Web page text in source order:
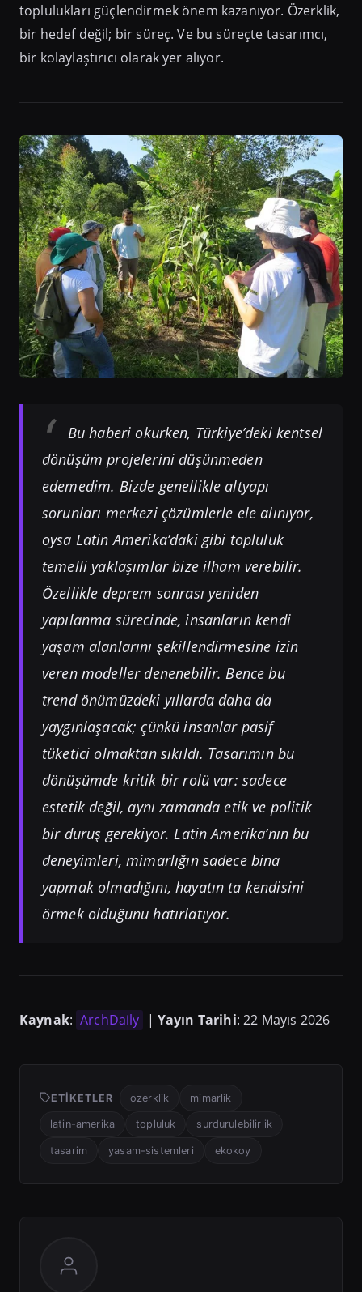
toplulukları güçlendirmek önem kazanıyor. Özerklik,
bir hedef değil; bir süreç. Ve bu süreçte tasarımcı,
bir kolaylaştırıcı olarak yer alıyor.
Bu haberi okurken, Türkiye’deki kentsel
dönüşüm projelerini düşünmeden
edemedim. Bizde genellikle altyapı
sorunları merkezi çözümlerle ele alınıyor,
oysa Latin Amerika’daki gibi topluluk
temelli yaklaşımlar bize ilham verebilir.
Özellikle deprem sonrası yeniden
yapılanma sürecinde, insanların kendi
yaşam alanlarını şekillendirmesine izin
veren modeller denenebilir. Bence bu
trend önümüzdeki yıllarda daha da
yaygınlaşacak; çünkü insanlar pasif
tüketici olmaktan sıkıldı. Tasarımın bu
dönüşümde kritik bir rolü var: sadece
estetik değil, aynı zamanda etik ve politik
bir duruş gerekiyor. Latin Amerika’nın bu
deneyimleri, mimarlığın sadece bina
yapmak olmadığını, hayatın ta kendisini
örmek olduğunu hatırlatıyor.
Kaynak: ArchDaily | Yayın Tarihi: 22 Mayıs 2026
ETIKETLER ozerklik mimarlik
latin-amerika topluluk surdurulebilirlik
tasarim yasam-sistemleri ekokoy